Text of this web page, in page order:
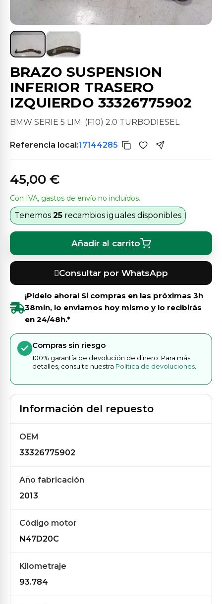
BRAZO SUSPENSION
INFERIOR TRASERO
IZQUIERDO 33326775902
BMW SERIE 5 LIM. (F10) 2.0 TURBODIESEL
Referencia local:17144285
45,00 €
Con IVA, gastos de envío no incluídos.
Tenemos 25 recambios iguales disponibles
Añadir al carrito
Consultar por WhatsApp
¡Pídelo ahora! Si compras en las próximas 3h
38min, lo enviamos hoy mismo y lo recibirás
en 24/48h.*
Compras sin riesgo
100% garantía de devolución de dinero. Para más
detalles, consulte nuestra Política de devoluciones
Información del repuesto
OEM
33326775902
Año fabricación
2013
Código motor
N47D20C
Kilometraje
93.784